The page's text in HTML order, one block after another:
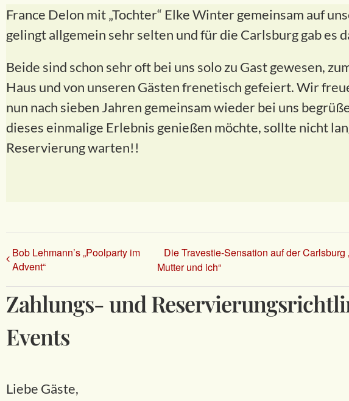
France Delon mit „Tochter“ Elke Winter gemeinsam auf
gelingt allgemein sehr selten und für die Carlsburg gab es
Beide sind schon sehr oft bei uns solo zu Gast gewesen,
Haus und von unseren Gästen frenetisch gefeiert. Wir
nun nach sieben Jahren gemeinsam wieder bei uns
dieses einmalige Erlebnis genießen möchte, sollte nicht
Reservierung warten!!
Bob Lehmann’s „Poolparty im
Advent“
Die Travestie-Sensation auf der Carlsburg
Mutter und ich“
Zahlungs- und
Events
Liebe Gäste,